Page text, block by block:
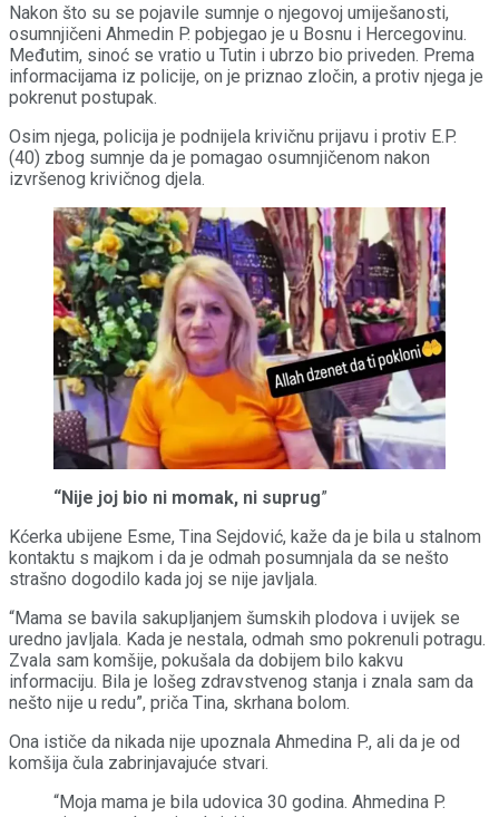
Nakon što su se pojavile sumnje o njegovoj umiješanosti,
osumnjičeni Ahmedin P. pobjegao je u Bosnu i Hercegovinu.
Međutim, sinoć se vratio u Tutin i ubrzo bio priveden. Prema
informacijama iz policije, on je priznao zločin, a protiv njega je
pokrenut postupak.
Osim njega, policija je podnijela krivičnu prijavu i protiv E.P.
(40) zbog sumnje da je pomagao osumnjičenom nakon
izvršenog krivičnog djela.
“Nije joj bio ni momak, ni suprug”
Kćerka ubijene Esme, Tina Sejdović, kaže da je bila u stalnom
kontaktu s majkom i da je odmah posumnjala da se nešto
strašno dogodilo kada joj se nije javljala.
“Mama se bavila sakupljanjem šumskih plodova i uvijek se
uredno javljala. Kada je nestala, odmah smo pokrenuli potragu.
Zvala sam komšije, pokušala da dobijem bilo kakvu
informaciju. Bila je lošeg zdravstvenog stanja i znala sam da
nešto nije u redu”, priča Tina, skrhana bolom.
Ona ističe da nikada nije upoznala Ahmedina P., ali da je od
komšija čula zabrinjavajuće stvari.
“Moja mama je bila udovica 30 godina. Ahmedina P.